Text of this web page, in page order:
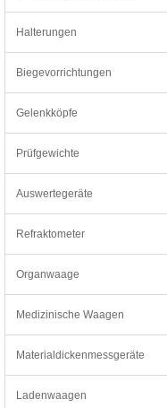
Halterungen
Biegevorrichtungen
Gelenkköpfe
Prüfgewichte
Auswertegeräte
Refraktometer
Organwaage
Medizinische Waagen
Materialdickenmessgeräte
Ladenwaagen